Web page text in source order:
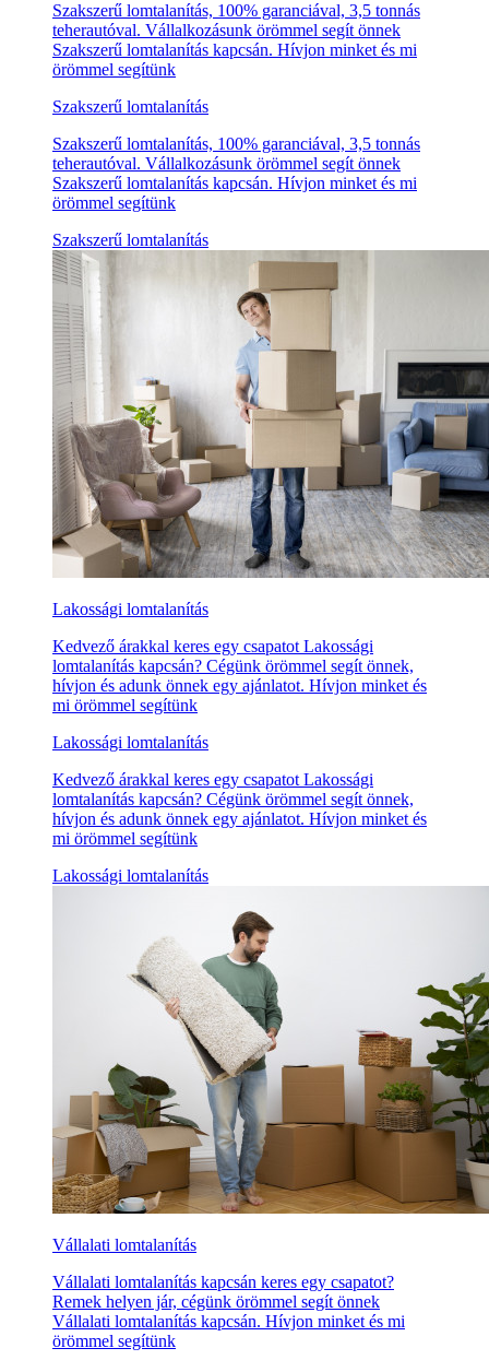
Szakszerű lomtalanítás, 100% garanciával, 3,5 tonnás
teherautóval. Vállalkozásunk örömmel segít önnek
Szakszerű lomtalanítás kapcsán. Hívjon minket és mi
örömmel segítünk
Szakszerű lomtalanítás
Szakszerű lomtalanítás, 100% garanciával, 3,5 tonnás
teherautóval. Vállalkozásunk örömmel segít önnek
Szakszerű lomtalanítás kapcsán. Hívjon minket és mi
örömmel segítünk
Szakszerű lomtalanítás
Lakossági lomtalanítás
Kedvező árakkal keres egy csapatot Lakossági
lomtalanítás kapcsán? Cégünk örömmel segít önnek,
hívjon és adunk önnek egy ajánlatot. Hívjon minket és
mi örömmel segítünk
Lakossági lomtalanítás
Kedvező árakkal keres egy csapatot Lakossági
lomtalanítás kapcsán? Cégünk örömmel segít önnek,
hívjon és adunk önnek egy ajánlatot. Hívjon minket és
mi örömmel segítünk
Lakossági lomtalanítás
Vállalati lomtalanítás
Vállalati lomtalanítás kapcsán keres egy csapatot?
Remek helyen jár, cégünk örömmel segít önnek
Vállalati lomtalanítás kapcsán. Hívjon minket és mi
örömmel segítünk